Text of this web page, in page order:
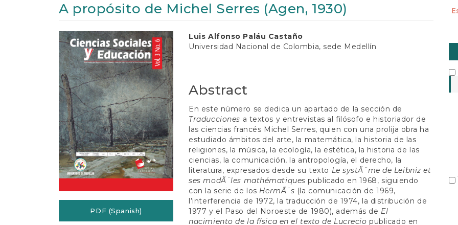
A propósito de Michel Serres (Agen, 1930)
Article
Sidebar
PDF (Spanish)
Main
Article
Luis Alfonso Paláu Castaño
Universidad Nacional de Colombia, sede Medellín
Abstract
En este número se dedica un apartado de la sección de
Traducciones a textos y entrevistas al filósofo e historiador de
las ciencias francés Michel Serres, quien con una prolija obra ha
estudiado ámbitos del arte, la matemática, la historia de las
religiones, la música, la ecología, la estética, la historia de las
ciencias, la comunicación, la antropología, el derecho, la
literatura, expresados desde su texto Le systÃ¨me de Leibniz et
ses modÃ¨les mathématiquespublicado en 1968, siguiendo
con la serie de los HermÃ¨s (la comunicación de 1969,
l’interferencia de 1972, la traducción de 1974, la distribución de
1977 y el Paso del Noroeste de 1980), además de El
nacimiento de la física en el texto de Lucreciopublicado en
a